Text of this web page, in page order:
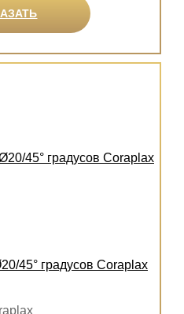
45° градусов Coraplax